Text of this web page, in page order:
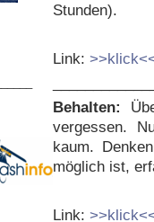
Stunden).
Link:
Behalten:
vergessen.
kaum.
möglich ist,
Link: